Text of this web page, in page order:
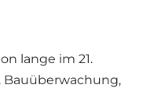
lange im 21.